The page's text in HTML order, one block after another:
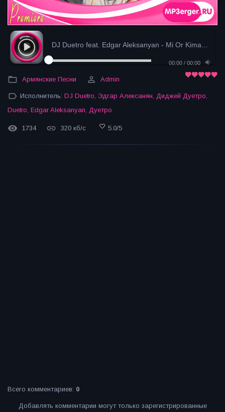
00:00 / 00:00
Армянские Песни Admin
Исполнитель: DJ Duetro Эдгар Алексанян Диджей Дуетро
Duetro, Edgar Aleksanyan, Дуетро
1734 320 кб/с 5.0/5
Всего комментариев: 0
Добавлять комментарии могут только зарегистрированные